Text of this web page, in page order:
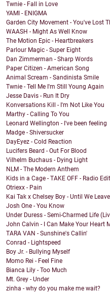
Twnie - Fall in Love
YAMI - ENIGMA
Garden City Movement - You've Lost
WAASH - Might As Well Know
The Motion Epic - Heartbreakers
Parlour Magic - Super Eight
Dan Zimmerman - Sharp Words
Paper Citizen - American Song
Animal Scream - Sandinista Smile
Twnie - Tell Me I'm Still Young Again
Jesse Davis - Run It Dry
Konversations Kill - I'm Not Like You
Marthy - Calling To You
Leonard Wellington - I've been feeling
Madge - Shiversucker
DayEyez - Cold Reaction
Lucifers Beard - Out For Blood
Vilhelm Buchaus - Dying Light
NLM - The Modern Anthem
Kids in a Cage - TAKE OFF - Radio Edit
Otriexx - Pain
Kai Tak x Chelsey Boy - Until We
Josh One - You Know
Under Duress - Semi-Charmed Life
John Calvin - I Can Make Your Heart
TARA VAN - Sunshine's Callin'
Conrad - Lightspeed
Boy Jr. - Bullying Myself
Momo Rei - Feel Fine
Bianca Lily - Too Much
Mt. Grey - Under
zinha - why do you make me wait?